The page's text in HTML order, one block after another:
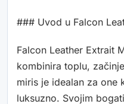
### Uvod u Falcon
Falcon Leather Extrait
kombinira toplu,
miris je idealan za one
luksuzno. Svojim